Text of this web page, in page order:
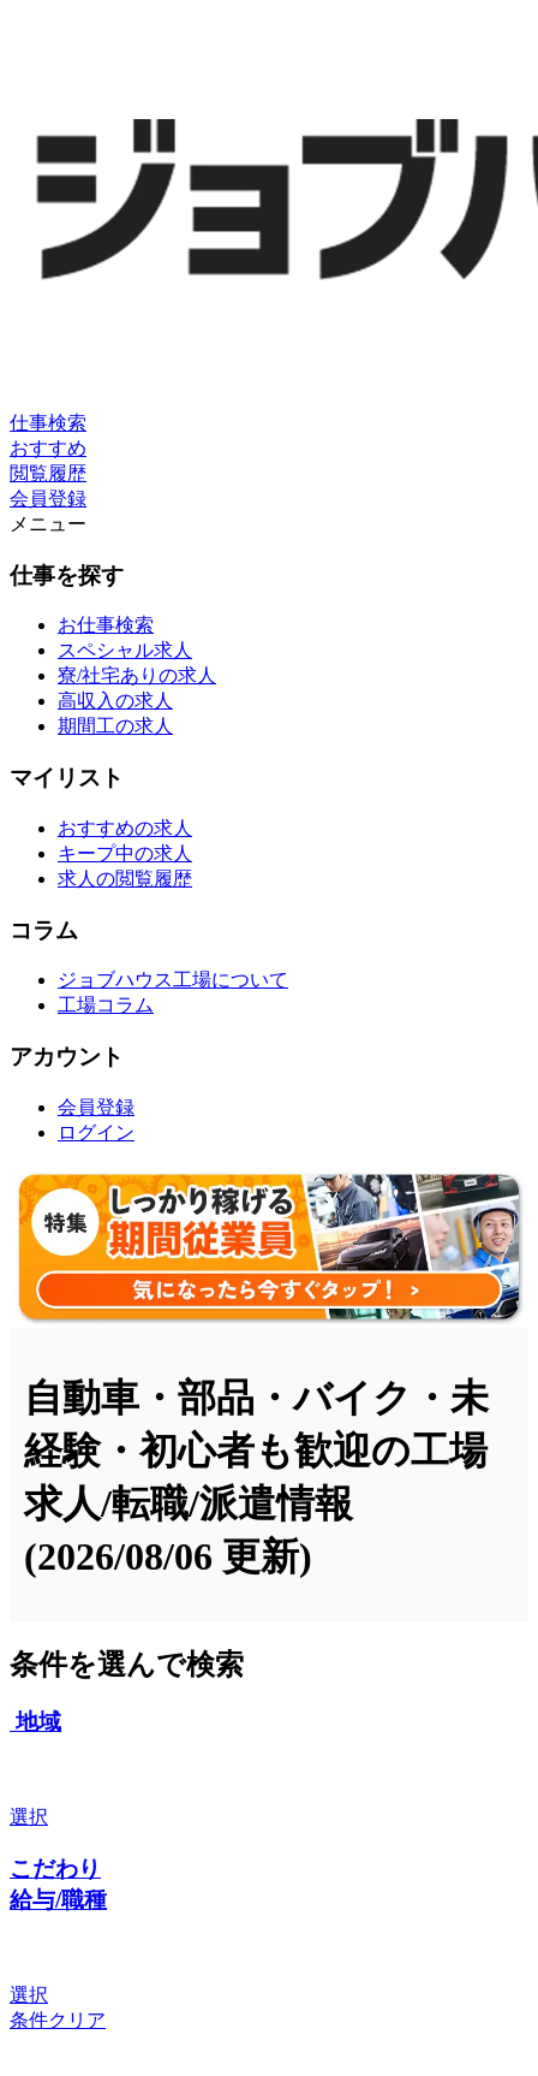
仕事検索
おすすめ
閲覧履歴
会員登録
メニュー
仕事を探す
お仕事検索
スペシャル求人
寮/社宅ありの求人
高収入の求人
期間工の求人
マイリスト
おすすめの求人
キープ中の求人
求人の閲覧履歴
コラム
ジョブハウス工場について
工場コラム
アカウント
会員登録
ログイン
自動車・部品・バイク・未
経験・初心者も歓迎の工場
求人/転職/派遣情報
(2026/08/06 更新)
条件を選んで検索
地域
選択
こだわり
給与/職種
選択
条件クリア